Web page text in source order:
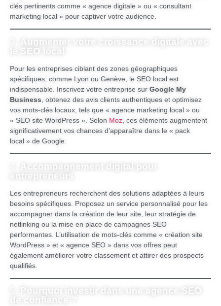
clés pertinents comme « agence digitale » ou « consultant
marketing local » pour captiver votre audience.
Augmenter votre croissance digitale avec
le SEO local
Pour les entreprises ciblant des zones géographiques
spécifiques, comme Lyon ou Genève, le SEO local est
indispensable. Inscrivez votre entreprise sur Google My
Business , obtenez des avis clients authentiques et optimisez
vos mots-clés locaux, tels que « agence marketing local » ou
« SEO site WordPress ». Selon Moz , ces éléments augmentent
significativement vos chances d’apparaître dans le « pack
local » de Google.
Accompagnement digital pour
entrepreneurs
Les entrepreneurs recherchent des solutions adaptées à leurs
besoins spécifiques. Proposez un service personnalisé pour les
accompagner dans la création de leur site, leur stratégie de
netlinking ou la mise en place de campagnes SEO
performantes. L’utilisation de mots-clés comme « création site
WordPress » et « agence SEO » dans vos offres peut
également améliorer votre classement et attirer des prospects
qualifiés.
Pourquoi investir dans une agence SEO
de confiance ?